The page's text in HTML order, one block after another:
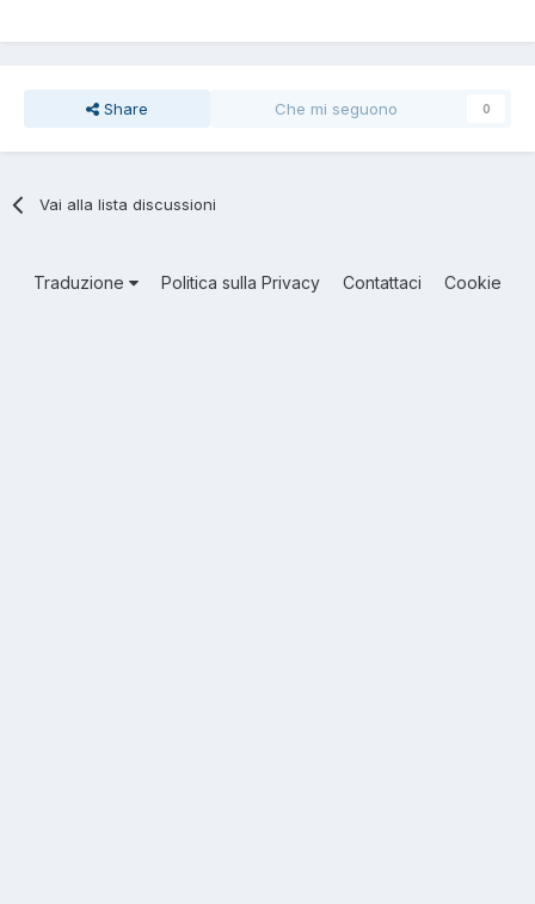
Share Che mi seguono 0
Vai alla lista discussioni
Traduzione Politica sulla Privacy Contattaci Cookie